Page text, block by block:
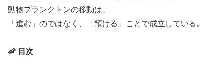
動物プランクトンの移動は、
「進む」のではなく、「預ける」ことで成立している。
🦐 目次